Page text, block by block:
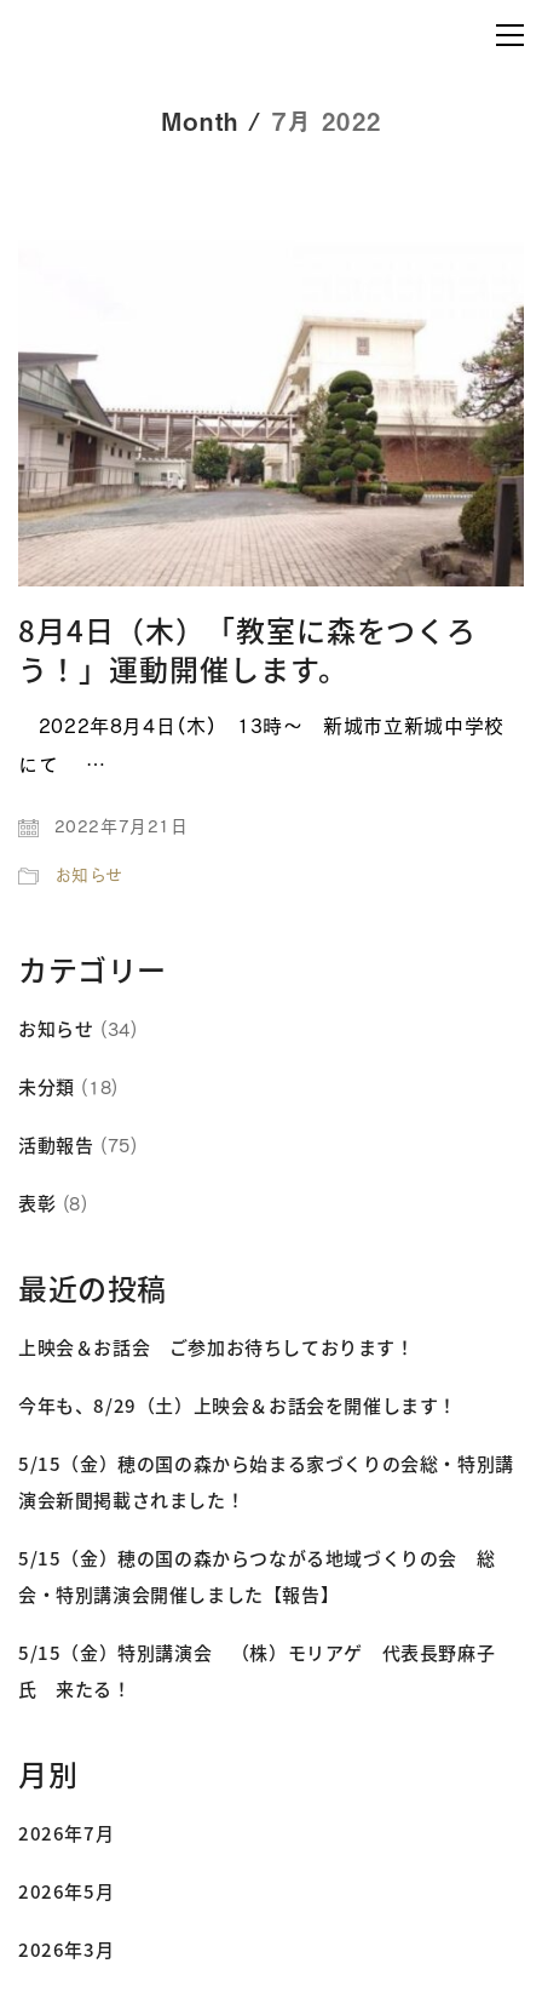
Month / 7月 2022
8月4日（木）「教室に森をつくろ
う！」運動開催します。
2022年8月4日（木） 13時～ 新城市立新城中学校
にて …
2022年7月21日
お知らせ
カテゴリー
お知らせ (34)
未分類 (18)
活動報告 (75)
表彰 (8)
最近の投稿
上映会＆お話会 ご参加お待ちしております！
今年も、8/29（土）上映会＆お話会を開催します！
5/15（金）穂の国の森から始まる家づくりの会総・特別講
演会新聞掲載されました！
5/15（金）穂の国の森からつながる地域づくりの会 総
会・特別講演会開催しました【報告】
5/15（金）特別講演会 （株）モリアゲ 代表長野麻子
氏 来たる！
月別
2026年7月
2026年5月
2026年3月